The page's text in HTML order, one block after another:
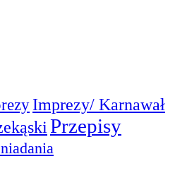
Imprezy/ Karnawał
Przepisy